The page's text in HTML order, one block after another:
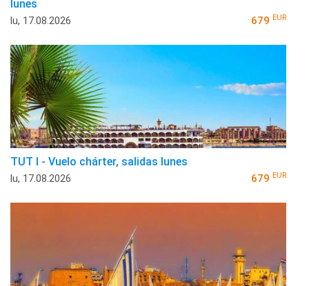
lunes
lu, 17.08.2026 679 EUR
TUT I - Vuelo chárter, salidas lunes
lu, 17.08.2026 679 EUR